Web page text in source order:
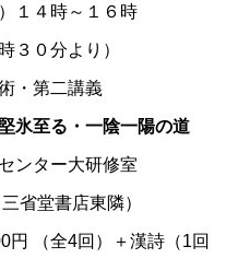
１４時～１６時
０分より）
・第二講義
氷至る・一陰一陽の道
ター大研修室
書店東隣）
（全4回）＋漢詩（1回